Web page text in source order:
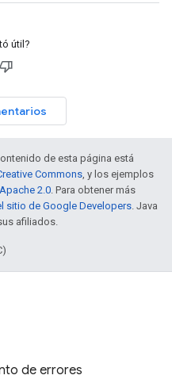
útil?
de esta página está
Commons, y los ejemplos
2.0. Para obtener más
sitio de Google Developers. Java
afiliados.
de errores